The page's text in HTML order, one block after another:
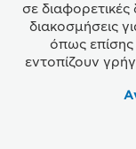
σε διαφορετικές
διακοσμήσεις
όπως επίσης
εντοπίζουν